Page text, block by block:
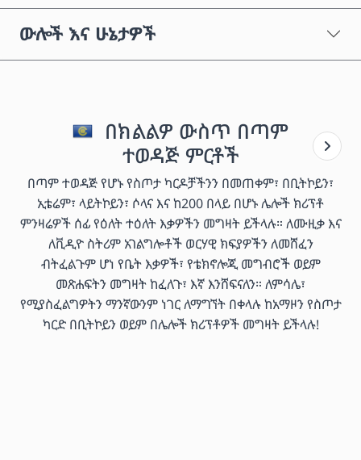
ውሎች እና ሁኔታዎች
በክልልዎ ውስጥ በጣም
ተወዳጅ ምርቶች
በጣም ተወዳጅ የሆኑ የስጦታ ካርዶቻችንን በመጠቀም፣ በቢትኮይን፣
ኢቴሬም፣ ላይትኮይን፣ ሶላና እና ከ200 በላይ በሆኑ ሌሎች ክሪፕቶ
ምንዛሬዎች ሰፊ የዕለት ተዕለት እቃዎችን መግዛት ይችላሉ። ለሙዚቃ እና
ለቪዲዮ ስትሪም አገልግሎቶች ወርሃዊ ክፍያዎችን ለመሸፈን
ብትፈልጉም ሆነ የቤት እቃዎች፣ የቴክኖሎጂ መግብሮች ወይም
መጽሐፍትን መግዛት ከፈለጉ፣ እኛ እንሸፍናለን። ለምሳሌ፣
የሚያስፈልግዎትን ማንኛውንም ነገር ለማግኘት በቀላሉ ከአማዞን የስጦታ
ካርድ በቢትኮይን ወይም በሌሎች ክሪፕቶዎች መግዛት ይችላሉ!